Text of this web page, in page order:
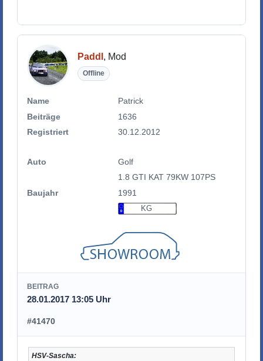
Paddl , Mod
Offline
Name
Patrick
Beiträge
1636
Registriert
30.12.2012
Auto
Golf
1.8 GTI KAT 79KW 107PS
Baujahr
1991
KG
BEITRAG
28.01.2017 13:05 Uhr
#41470
HSV-Sascha: